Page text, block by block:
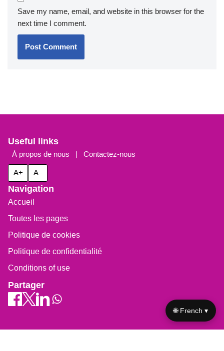
Save my name, email, and website in this browser for the
next time I comment.
Useful links
À propos de nous | Contactez-nous
A+ A–
Navigation
Accueil
Toutes les pages
Politique de cookies
Politique de confidentialité
Conditions of use
Partager
🌐 French ▾